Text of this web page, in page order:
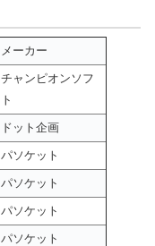
メーカー
チャンピオンソフ
ト
ドット企画
パソケット
パソケット
パソケット
パソケット